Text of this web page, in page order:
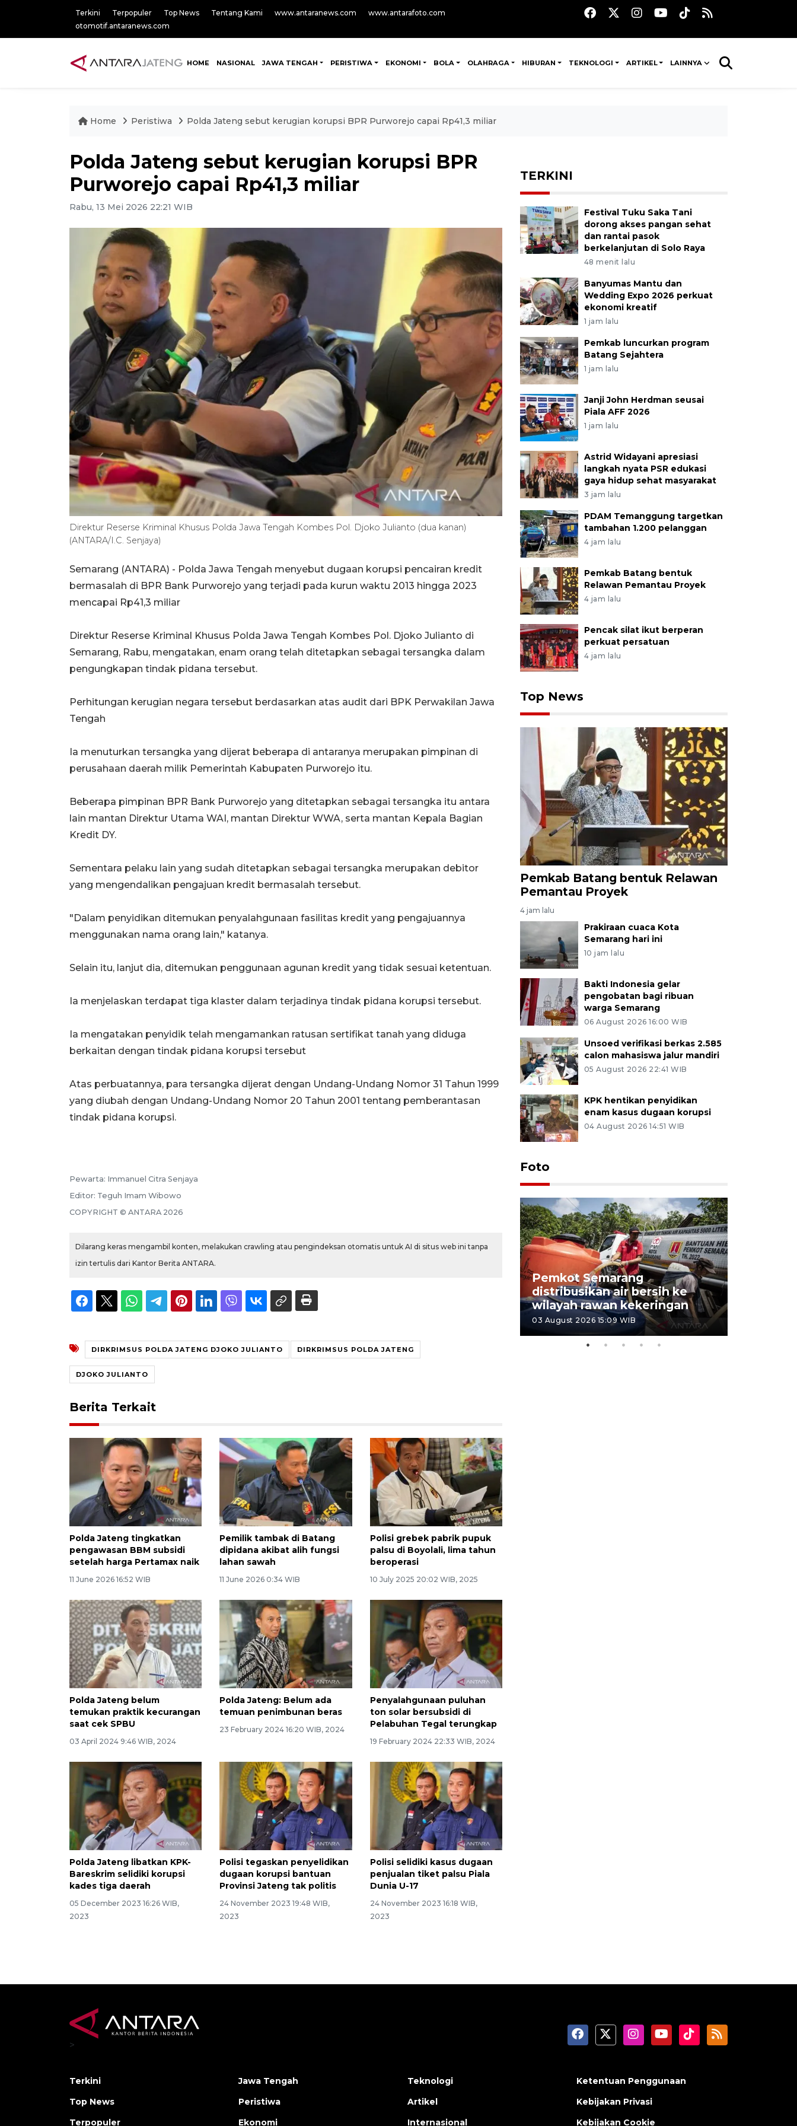
Terkini Terpopuler Top News Tentang Kami www.antaranews.com
www.antarafoto.com
otomotif.antaranews.com
HOME NASIONAL JAWA TENGAH PERISTIWA EKONOMI BOLA OLAHRAGA HIBURAN TEKNOLOGI ARTIKEL LAINNYA
Home Peristiwa Polda Jateng sebut kerugian korupsi BPR Purworejo capai Rp41,3 miliar
Polda Jateng sebut kerugian korupsi BPR
Purworejo capai Rp41,3 miliar
Rabu, 13 Mei 2026 22:21 WIB
Direktur Reserse Kriminal Khusus Polda Jawa Tengah Kombes Pol. Djoko Julianto (dua kanan)
(ANTARA/I.C. Senjaya)
Semarang (ANTARA) - Polda Jawa Tengah menyebut dugaan korupsi pencairan kredit
bermasalah di BPR Bank Purworejo yang terjadi pada kurun waktu 2013 hingga 2023
mencapai Rp41,3 miliar
Direktur Reserse Kriminal Khusus Polda Jawa Tengah Kombes Pol. Djoko Julianto di
Semarang, Rabu, mengatakan, enam orang telah ditetapkan sebagai tersangka dalam
pengungkapan tindak pidana tersebut.
Perhitungan kerugian negara tersebut berdasarkan atas audit dari BPK Perwakilan Jawa
Tengah
Ia menuturkan tersangka yang dijerat beberapa di antaranya merupakan pimpinan di
perusahaan daerah milik Pemerintah Kabupaten Purworejo itu.
Beberapa pimpinan BPR Bank Purworejo yang ditetapkan sebagai tersangka itu antara
lain mantan Direktur Utama WAI, mantan Direktur WWA, serta mantan Kepala Bagian
Kredit DY.
Sementara pelaku lain yang sudah ditetapkan sebagai tersangka merupakan debitor
yang mengendalikan pengajuan kredit bermasalah tersebut.
"Dalam penyidikan ditemukan penyalahgunaan fasilitas kredit yang pengajuannya
menggunakan nama orang lain," katanya.
Selain itu, lanjut dia, ditemukan penggunaan agunan kredit yang tidak sesuai ketentuan.
Ia menjelaskan terdapat tiga klaster dalam terjadinya tindak pidana korupsi tersebut.
Ia mengatakan penyidik telah mengamankan ratusan sertifikat tanah yang diduga
berkaitan dengan tindak pidana korupsi tersebut
Atas perbuatannya, para tersangka dijerat dengan Undang-Undang Nomor 31 Tahun 1999
yang diubah dengan Undang-Undang Nomor 20 Tahun 2001 tentang pemberantasan
tindak pidana korupsi.
Pewarta: Immanuel Citra Senjaya
Editor: Teguh Imam Wibowo
COPYRIGHT © ANTARA 2026
Dilarang keras mengambil konten, melakukan crawling atau pengindeksan otomatis untuk AI di situs web ini tanpa
izin tertulis dari Kantor Berita ANTARA.
DIRKRIMSUS POLDA JATENG DJOKO JULIANTO DIRKRIMSUS POLDA JATENG
DJOKO JULIANTO
Berita Terkait
Polda Jateng tingkatkan
pengawasan BBM subsidi
setelah harga Pertamax naik
11 June 2026 16:52 WIB
Pemilik tambak di Batang
dipidana akibat alih fungsi
lahan sawah
11 June 2026 0:34 WIB
Polisi grebek pabrik pupuk
palsu di Boyolali, lima tahun
beroperasi
10 July 2025 20:02 WIB, 2025
Polda Jateng belum
temukan praktik kecurangan
saat cek SPBU
03 April 2024 9:46 WIB, 2024
Polda Jateng: Belum ada
temuan penimbunan beras
23 February 2024 16:20 WIB, 2024
Penyalahgunaan puluhan
ton solar bersubsidi di
Pelabuhan Tegal terungkap
19 February 2024 22:33 WIB, 2024
Polda Jateng libatkan KPK-
Bareskrim selidiki korupsi
kades tiga daerah
05 December 2023 16:26 WIB,
2023
Polisi tegaskan penyelidikan
dugaan korupsi bantuan
Provinsi Jateng tak politis
24 November 2023 19:48 WIB,
2023
Polisi selidiki kasus dugaan
penjualan tiket palsu Piala
Dunia U-17
24 November 2023 16:18 WIB,
2023
TERKINI
Festival Tuku Saka Tani
dorong akses pangan sehat
dan rantai pasok
berkelanjutan di Solo Raya
48 menit lalu
Banyumas Mantu dan
Wedding Expo 2026 perkuat
ekonomi kreatif
1 jam lalu
Pemkab luncurkan program
Batang Sejahtera
1 jam lalu
Janji John Herdman seusai
Piala AFF 2026
1 jam lalu
Astrid Widayani apresiasi
langkah nyata PSR edukasi
gaya hidup sehat masyarakat
3 jam lalu
PDAM Temanggung targetkan
tambahan 1.200 pelanggan
4 jam lalu
Pemkab Batang bentuk
Relawan Pemantau Proyek
4 jam lalu
Pencak silat ikut berperan
perkuat persatuan
4 jam lalu
Top News
Pemkab Batang bentuk Relawan
Pemantau Proyek
4 jam lalu
Prakiraan cuaca Kota
Semarang hari ini
10 jam lalu
Bakti Indonesia gelar
pengobatan bagi ribuan
warga Semarang
06 August 2026 16:00 WIB
Unsoed verifikasi berkas 2.585
calon mahasiswa jalur mandiri
05 August 2026 22:41 WIB
KPK hentikan penyidikan
enam kasus dugaan korupsi
04 August 2026 14:51 WIB
Foto
Pemkot Semarang
distribusikan air bersih ke
wilayah rawan kekeringan
03 August 2026 15:09 WIB
>
Terkini
Top News
Terpopuler
Jawa Tengah
Peristiwa
Ekonomi
Teknologi
Artikel
Internasional
Ketentuan Penggunaan
Kebijakan Privasi
Kebijakan Cookie